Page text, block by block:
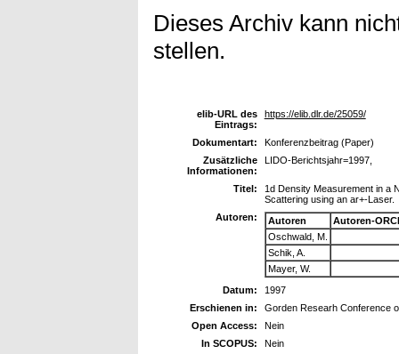
Dieses Archiv kann
stellen.
elib-URL des
Eintrags:
https://elib.dlr.de/25059/
Dokumentart:
Konferenzbeitrag (Paper)
Zusätzliche
Informationen:
LIDO-Berichtsjahr=1997,
Titel:
1d Density Measurement in a
Scattering using an ar+-Laser.
Autoren:
Autoren
Autoren-
Oschwald, M.
Schik, A.
Mayer, W.
Datum:
1997
Erschienen in:
Gorden Researh Conference
Open Access:
Nein
In SCOPUS:
Nein